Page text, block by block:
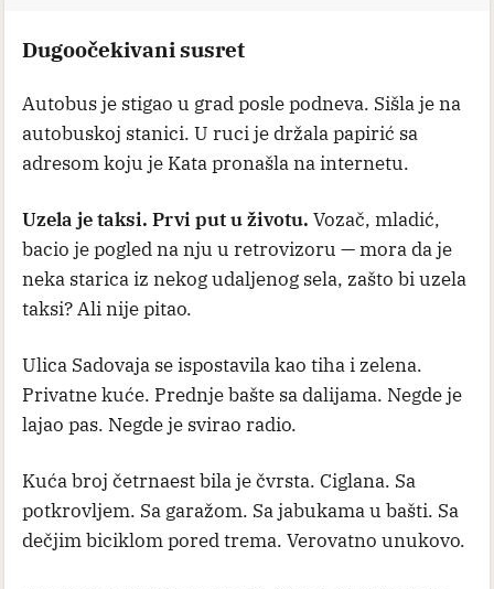
Dugoočekivani susret
Autobus je stigao u grad posle podneva. Sišla je na
autobuskoj stanici. U ruci je držala papirić sa
adresom koju je Kata pronašla na internetu.
Uzela je taksi. Prvi put u životu. Vozač, mladić,
bacio je pogled na nju u retrovizoru — mora da je
neka starica iz nekog udaljenog sela, zašto bi uzela
taksi? Ali nije pitao.
Ulica Sadovaja se ispostavila kao tiha i zelena.
Privatne kuće. Prednje bašte sa dalijama. Negde je
lajao pas. Negde je svirao radio.
Kuća broj četrnaest bila je čvrsta. Ciglana. Sa
potkrovljem. Sa garažom. Sa jabukama u bašti. Sa
dečjim biciklom pored trema. Verovatno unukovo.